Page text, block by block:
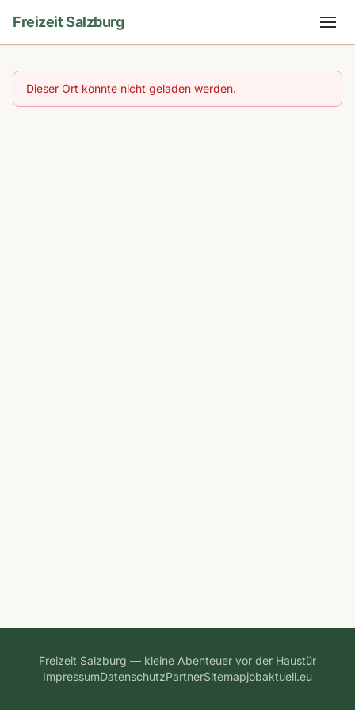
Freizeit Salzburg
Dieser Ort konnte nicht geladen werden.
Freizeit Salzburg — kleine Abenteuer vor der Haustür
ImpressumDatenschutzPartnerSitemapjobaktuell.eu